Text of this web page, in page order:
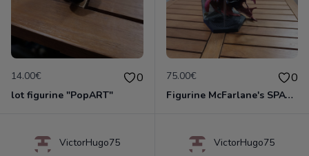
14.00€ 0
lot figurine "PopART"
75.00€ 0
Figurine McFarlane's SPAWN Serie 24 i-43
VictorHugo75 VictorHugo75